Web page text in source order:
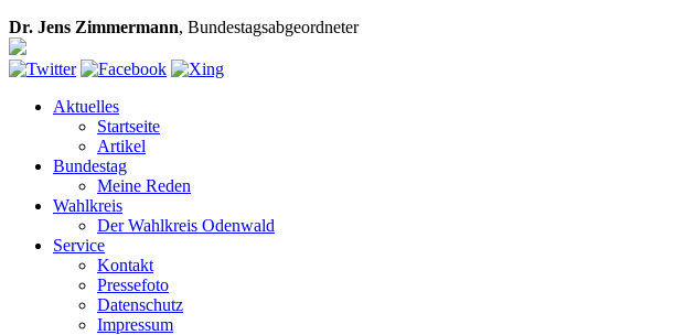
Dr. Jens Zimmermann, Bundestagsabgeordneter
Aktuelles
Startseite
Artikel
Bundestag
Meine Reden
Wahlkreis
Der Wahlkreis Odenwald
Service
Kontakt
Pressefoto
Datenschutz
Impressum